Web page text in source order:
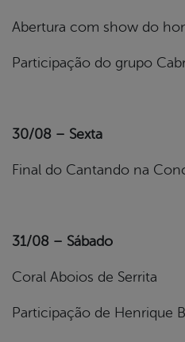
Abertura com show do
Participação do grupo
30/08 – Sexta
Final do Cantando na
31/08 – Sábado
Coral Aboios de Serrita
Participação de Henrique